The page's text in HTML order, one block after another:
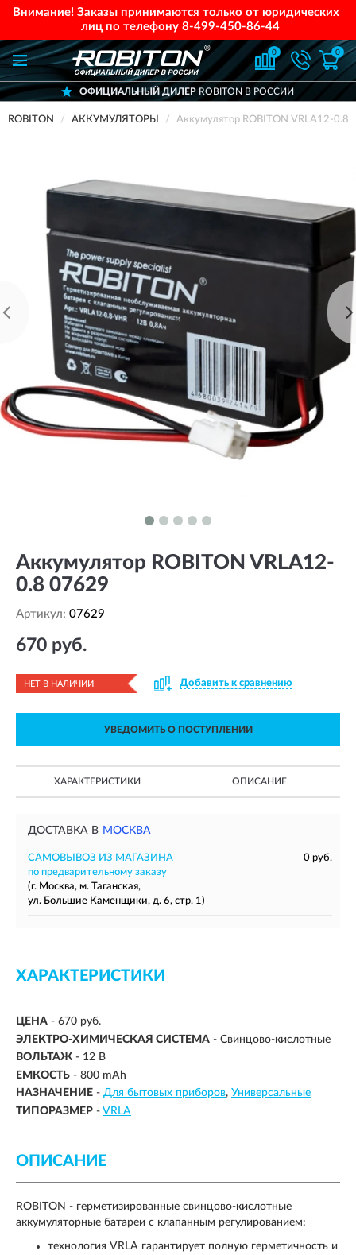
Внимание! Заказы принимаются только от юридических
лиц по телефону 8-499-450-86-44
0 0
ОФИЦИАЛЬНЫЙ ДИЛЕРROBITON В РОССИИ
ROBITON АККУМУЛЯТОРЫ Аккумулятор ROBITON VRLA12-0.8
Аккумулятор ROBITON VRLA12-
0.8 07629
Артикул: 07629
670 руб.
НЕТ В НАЛИЧИИ Добавить к сравнению
УВЕДОМИТЬ О ПОСТУПЛЕНИИ
ХАРАКТЕРИСТИКИ ОПИСАНИЕ
ДОСТАВКА В МОСКВА
САМОВЫВОЗ ИЗ МАГАЗИНА
0 руб.
по предварительному заказу
(г. Москва, м. Таганская,
ул. Большие Каменщики, д. 6, стр. 1)
ХАРАКТЕРИСТИКИ
ЦЕНА - 670 руб.
ЭЛЕКТРО-ХИМИЧЕСКАЯ СИСТЕМА - Свинцово-кислотные
ВОЛЬТАЖ - 12 В
ЕМКОСТЬ - 800 mAh
НАЗНАЧЕНИЕ - Для бытовых приборов Универсальные
ТИПОРАЗМЕР - VRLA
ОПИСАНИЕ
ROBITON - герметизированные свинцово-кислотные
аккумуляторные батареи с клапанным регулированием:
технология VRLA гарантирует полную герметичность и